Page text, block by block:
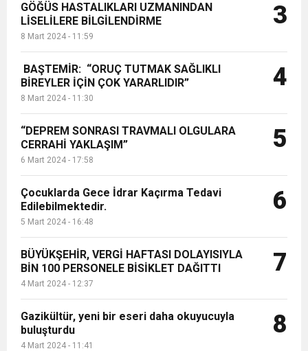
GÖĞÜS HASTALIKLARI UZMANINDAN
LİSELİLERE BİLGİLENDİRME
8 Mart 2024 - 11:59
3
BAŞTEMİR: “ORUÇ TUTMAK SAĞLIKLI
BİREYLER İÇİN ÇOK YARARLIDIR”
8 Mart 2024 - 11:30
4
“DEPREM SONRASI TRAVMALI OLGULARA
CERRAHİ YAKLAŞIM”
6 Mart 2024 - 17:58
5
Çocuklarda Gece İdrar Kaçırma Tedavi
Edilebilmektedir.
5 Mart 2024 - 16:48
6
BÜYÜKŞEHİR, VERGİ HAFTASI DOLAYISIYLA
BİN 100 PERSONELE BİSİKLET DAĞITTI
4 Mart 2024 - 12:37
7
Gazikültür, yeni bir eseri daha okuyucuyla
buluşturdu
4 Mart 2024 - 11:41
8